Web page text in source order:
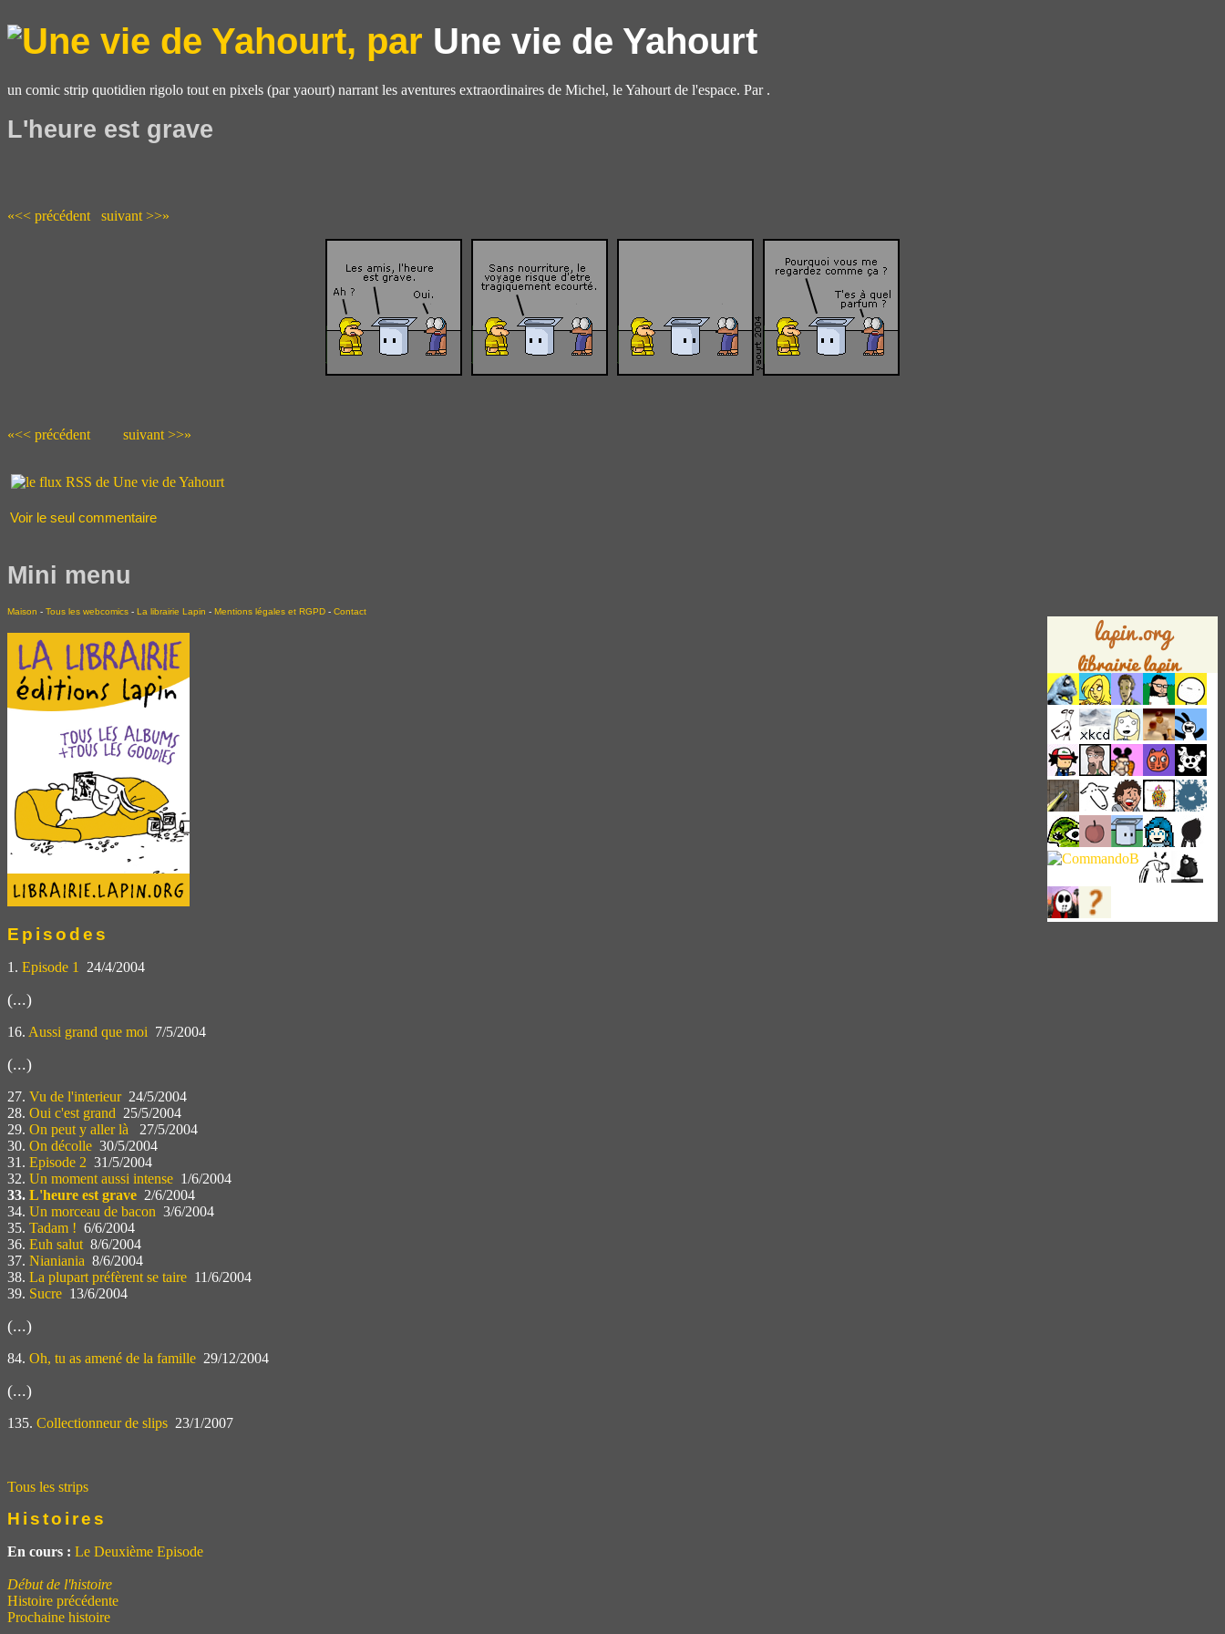
Une vie de Yahourt
un comic strip quotidien rigolo tout en pixels (par yaourt) narrant les aventures extraordinaires de Michel, le Yahourt de l'espace. Par .
L'heure est grave
«<< précédent suivant >>»
«<< précédent suivant >>»
Voir le seul commentaire
Mini menu
Maison - Tous les webcomics - La librairie Lapin - Mentions légales et RGPD - Contact
Episodes
1. Episode 1 24/4/2004
(...)
16. Aussi grand que moi 7/5/2004
(...)
27. Vu de l'interieur24/5/2004
28. Oui c'est grand 25/5/2004
29. On peut y aller là
27/5/2004
30. On décolle 30/5/2004
31. Episode 2 31/5/2004
32. Un moment aussi intense 1/6/2004
33. L'heure est grave 2/6/2004
34. Un morceau de bacon 3/6/2004
35. Tadam ! 6/6/2004
36. Euh salut 8/6/2004
37. Nianiania 8/6/2004
38. La plupart préfèrent se taire 11/6/2004
39. Sucre 13/6/2004
(...)
84. Oh, tu as amené de la famille 29/12/2004
(...)
135. Collectionneur de slips 23/1/2007
Tous les strips
Histoires
En cours : Le Deuxième Episode
Début de l'histoire
Histoire précédente
Prochaine histoire